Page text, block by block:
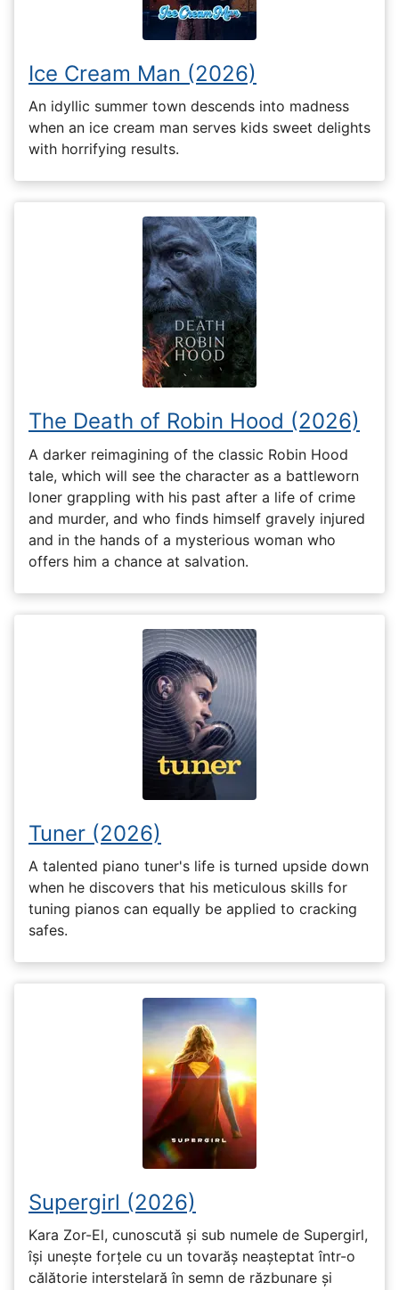
Ice Cream Man (2026)
An idyllic summer town descends into madness
when an ice cream man serves kids sweet delights
with horrifying results.
The Death of Robin Hood (2026)
A darker reimagining of the classic Robin Hood
tale, which will see the character as a battleworn
loner grappling with his past after a life of crime
and murder, and who finds himself gravely injured
and in the hands of a mysterious woman who
offers him a chance at salvation.
Tuner (2026)
A talented piano tuner's life is turned upside down
when he discovers that his meticulous skills for
tuning pianos can equally be applied to cracking
safes.
Supergirl (2026)
Kara Zor-El, cunoscută și sub numele de Supergirl,
își unește forțele cu un tovarăș neașteptat într-o
călătorie interstelară în semn de răzbunare și